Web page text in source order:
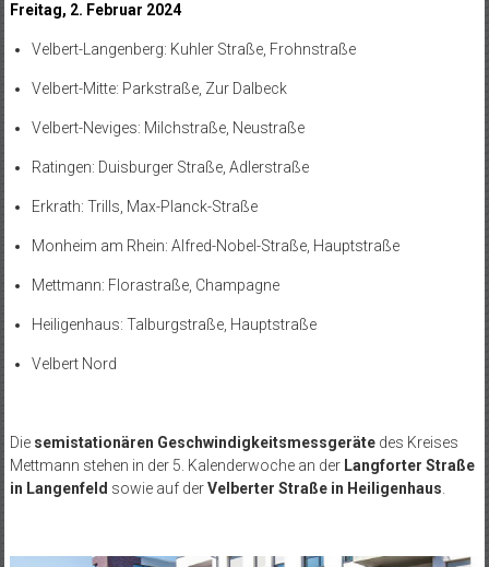
Freitag, 2. Februar 2024
Velbert-Langenberg: Kuhler Straße, Frohnstraße
Velbert-Mitte: Parkstraße, Zur Dalbeck
Velbert-Neviges: Milchstraße, Neustraße
Ratingen: Duisburger Straße, Adlerstraße
Erkrath: Trills, Max-Planck-Straße
Monheim am Rhein: Alfred-Nobel-Straße, Hauptstraße
Mettmann: Florastraße, Champagne
Heiligenhaus: Talburgstraße, Hauptstraße
Velbert Nord
Die semistationären Geschwindigkeitsmessgerätedes Kreises
Mettmann stehen in der 5. Kalenderwoche an der Langforter Straße
in Langenfeld sowie auf derVelberter Straße in Heiligenhaus.